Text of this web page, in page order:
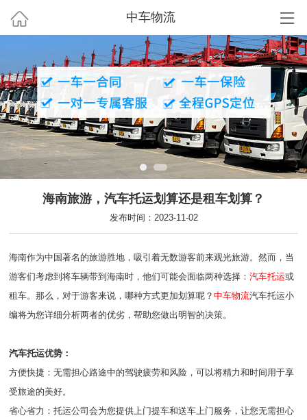
中车物流
海南旅游，汽车托运划算还是租车划算？
发布时间：2023-11-02
海南作为中国著名的旅游胜地，吸引着无数游客前来观光旅游。然而，当
游客们考虑到将车辆带到海南时，他们可能会面临两种选择：汽车托运或
租车。那么，对于游客来说，哪种方式更加划算呢？中车物流汽车托运小
编将为您详细分析两者的优劣，帮助您做出明智的决策。
汽车托运优势：
方便快捷：无需担心路途中的驾驶疲劳和风险，可以将精力和时间用于享
受旅途的美好。
省心省力：托运公司会为您提供上门提车和送车上门服务，让您无需担心